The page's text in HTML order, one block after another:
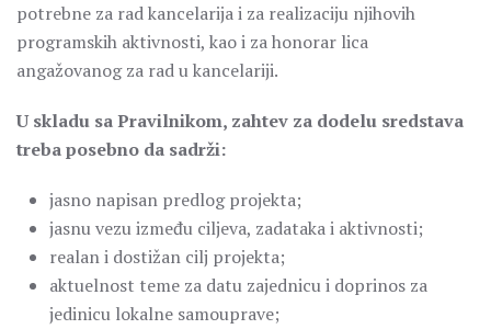
potrebne za rad kancelarija i za realizaciju njihovih
programskih aktivnosti, kao i za honorar lica
angažovanog za rad u kancelariji.
U skladu sa Pravilnikom, zahtev za dodelu sredstava
treba posebno da sadrži:
jasno napisan predlog projekta;
jasnu vezu između ciljeva, zadataka i aktivnosti;
realan i dostižan cilj projekta;
aktuelnost teme za datu zajednicu i doprinos za
jedinicu lokalne samouprave;